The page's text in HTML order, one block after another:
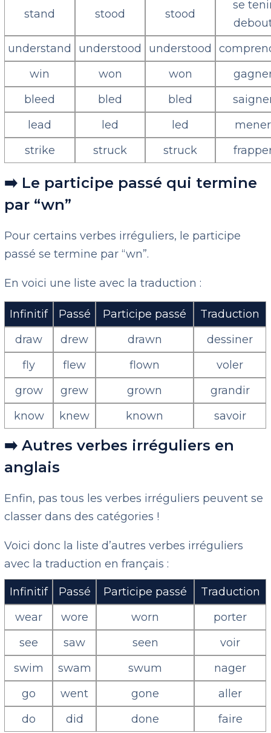
stand stood stood
se
understand
understood understood
win
won won
bleed
bled bled
lead
led led
mener
strike
struck struck
➡️ Le participe passé qui termine
par “wn”
Pour certains verbes irréguliers, le participe
passé se termine par “wn”.
En voici une liste avec la traduction :
Infinitif Passé Participe passé
Traduction
draw
drew drawn
dessiner
fly
flew flown
voler
grow
grew grown
grandir
know
knew known savoir
➡️ Autres verbes irréguliers en
anglais
Enfin, pas tous les verbes irréguliers peuvent se
classer dans des catégories !
Voici donc la liste d’autres verbes irréguliers
avec la traduction en français :
Infinitif Passé Participe passé
Traduction
wear
wore worn
porter
see
saw seen
voir
swim
swam swum
nager
go
went gone
aller
do
did done faire